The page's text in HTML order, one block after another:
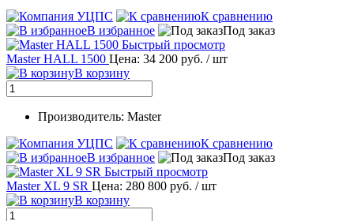
К сравнению
В избранное
Под заказ
Быстрый просмотр
Master HALL 1500 Цена: 34 200 руб. / шт
В корзину
Производитель: Master
К сравнению
В избранное
Под заказ
Быстрый просмотр
Master XL 9 SR Цена: 280 800 руб. / шт
В корзину